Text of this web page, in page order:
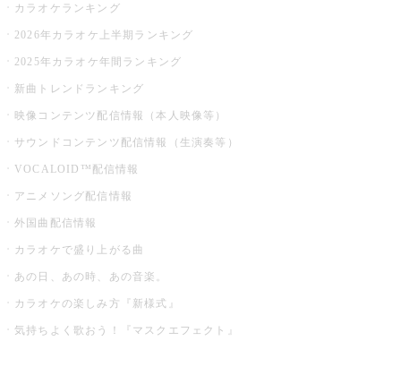
カラオケランキング
2026年カラオケ上半期ランキング
2025年カラオケ年間ランキング
新曲トレンドランキング
映像コンテンツ配信情報（本人映像等）
サウンドコンテンツ配信情報（生演奏等）
VOCALOID™配信情報
アニメソング配信情報
外国曲配信情報
カラオケで盛り上がる曲
あの日、あの時、あの音楽。
カラオケの楽しみ方『新様式』
気持ちよく歌おう！『マスクエフェクト』